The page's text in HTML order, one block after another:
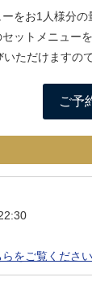
をお1人様分
ットメニュー
ただけますの
ご予
をご覧ください